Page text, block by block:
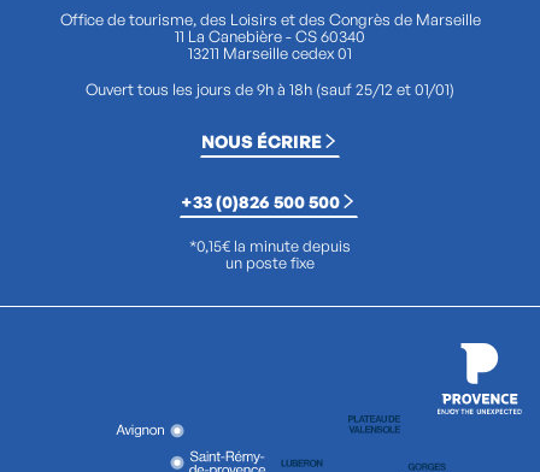
Office de tourisme, des Loisirs et des Congrès de Marseille
11 La Canebière - CS 60340
13211 Marseille cedex 01
Ouvert tous les jours de 9h à 18h (sauf 25/12 et 01/01)
NOUS ÉCRIRE
+33 (0)826 500 500
*0,15€ la minute depuis
un poste fixe